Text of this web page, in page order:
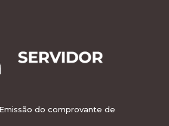
do comprovante de